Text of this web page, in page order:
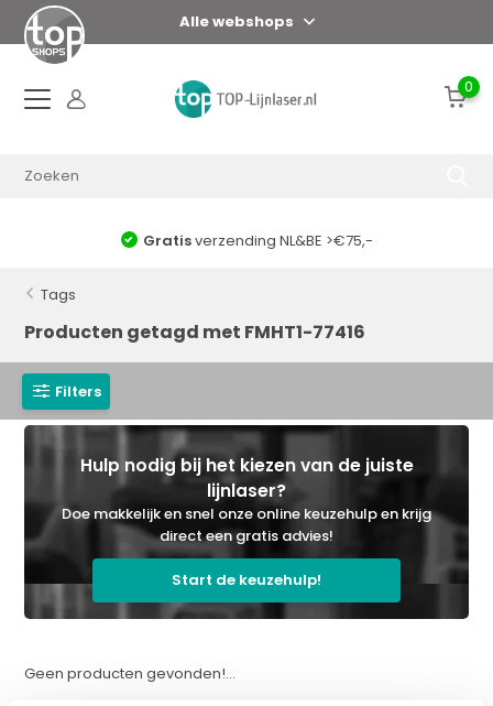
Alle webshops
0
Gratisverzending NL&BE >€75,-
Tags
Producten getagd met FMHT1-77416
Filters
Hulp nodig bij het kiezen van de juiste
lijnlaser?
Doe makkelijk en snel onze online keuzehulp en krijg
direct een gratis advies!
Start de keuzehulp!
Geen producten gevonden!...